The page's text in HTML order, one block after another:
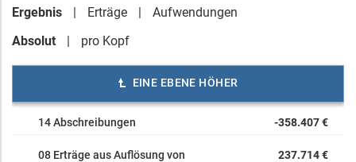
Ergebnis Erträge
Aufwendungen
Absolut
pro Kopf
EINE EBENE HÖHER
14 Abschreibungen -358.407 €
08 Erträge aus Auflösung von
237.714 €